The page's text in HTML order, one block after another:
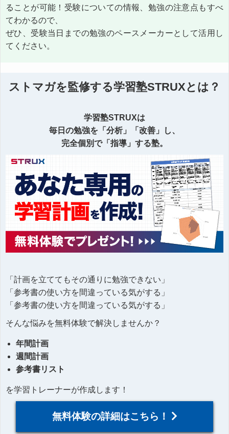
ることが可能！受験についての情報、勉強の注意点もすべ
てわかるので、
ぜひ、受験当日までの勉強のペースメーカーとして活用し
てください。
ストマガを監修する学習塾STRUXとは？
学習塾STRUXは
毎日の勉強を「分析」「改善」し、
完全個別で「指導」する塾。
「計画を立ててもその通りに勉強できない」
「参考書の使い方を間違っている気がする」
「参考書の使い方を間違っている気がする」
そんな悩みを無料体験で解決しませんか？
年間計画
週間計画
参考書リスト
を学習トレーナーが作成します！
無料体験の詳細はこちら！